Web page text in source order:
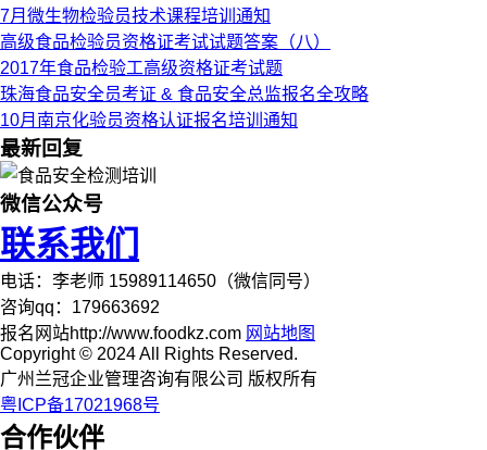
7月微生物检验员技术课程培训通知
高级食品检验员资格证考试试题答案（八）
2017年食品检验工高级资格证考试题
珠海食品安全员考证 & 食品安全总监报名全攻略
10月南京化验员资格认证报名培训通知
最新回复
微信公众号
联系我们
电话：李老师 15989114650（微信同号）
咨询qq：179663692
报名网站http://www.foodkz.com 网站地图
Copyright © 2024 All Rights Reserved.
广州兰冠企业管理咨询有限公司 版权所有
粤ICP备17021968号
合作伙伴